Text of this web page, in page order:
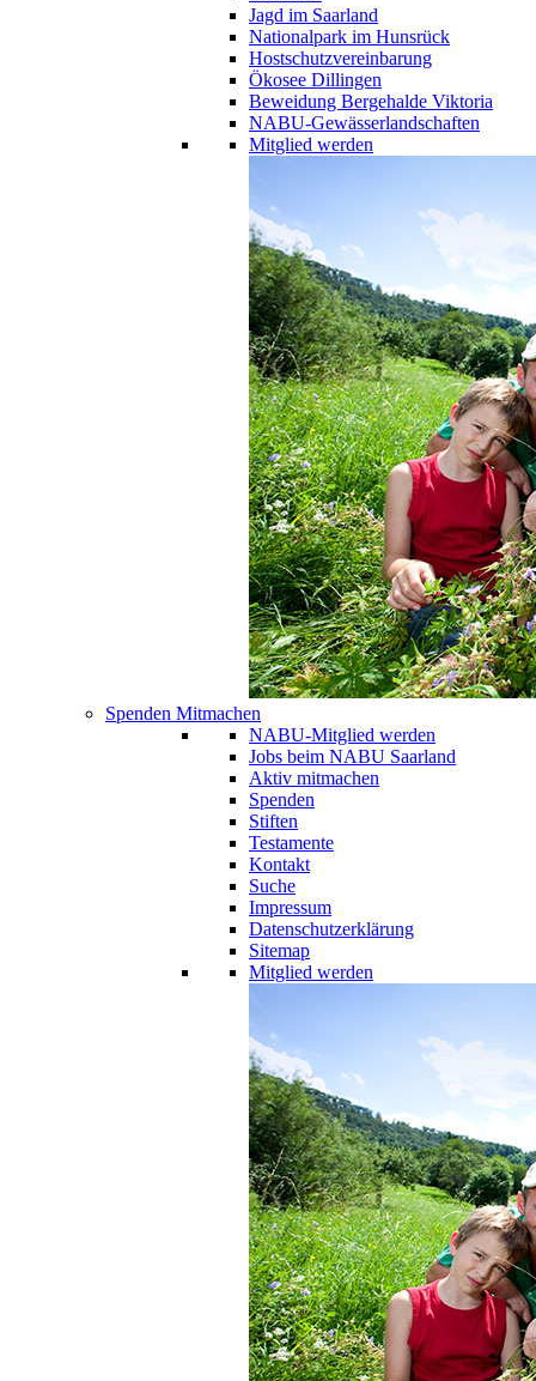
Jagd im Saarland
Nationalpark im Hunsrück
Hostschutzvereinbarung
Ökosee Dillingen
Beweidung Bergehalde Viktoria
NABU-Gewässerlandschaften
Mitglied werden
Spenden Mitmachen
NABU-Mitglied werden
Jobs beim NABU Saarland
Aktiv mitmachen
Spenden
Stiften
Testamente
Kontakt
Suche
Impressum
Datenschutzerklärung
Sitemap
Mitglied werden